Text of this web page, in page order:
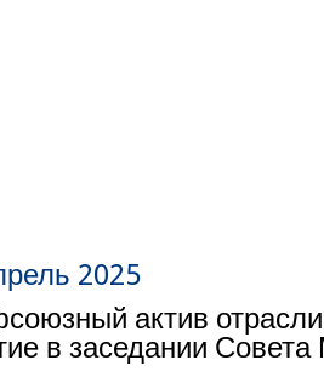
2025
актив
в заседании